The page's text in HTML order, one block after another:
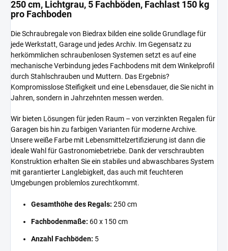
250 cm, Lichtgrau, 5 Fachböden, Fachlast 150 kg
pro Fachboden
Die Schraubregale von Biedrax bilden eine solide Grundlage für
jede Werkstatt, Garage und jedes Archiv. Im Gegensatz zu
herkömmlichen schraubenlosen Systemen setzt es auf eine
mechanische Verbindung jedes Fachbodens mit dem Winkelprofil
durch Stahlschrauben und Muttern. Das Ergebnis?
Kompromisslose Steifigkeit und eine Lebensdauer, die Sie nicht in
Jahren, sondern in Jahrzehnten messen werden.
Wir bieten Lösungen für jeden Raum – von verzinkten Regalen für
Garagen bis hin zu farbigen Varianten für moderne Archive.
Unsere weiße Farbe mit Lebensmittelzertifizierung ist dann die
ideale Wahl für Gastronomiebetriebe. Dank der verschraubten
Konstruktion erhalten Sie ein stabiles und abwaschbares System
mit garantierter Langlebigkeit, das auch mit feuchteren
Umgebungen problemlos zurechtkommt.
Gesamthöhe des Regals: 250 cm
Fachbodenmaße: 60 x 150 cm
Anzahl Fachböden: 5